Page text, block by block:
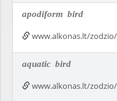
apodiform bird
www.alkonas.lt/
aquatic bird
www.alkonas.lt/